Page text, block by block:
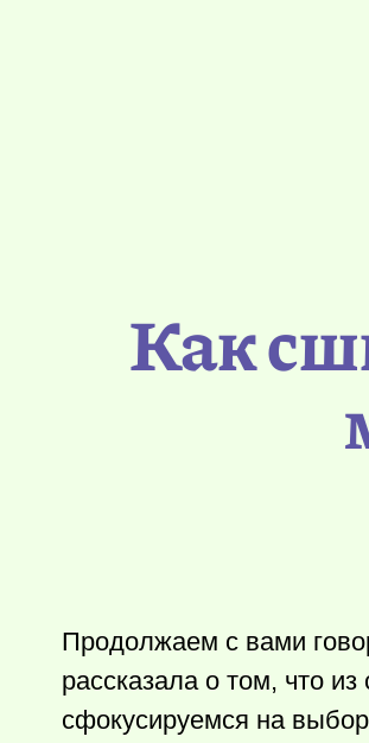
Как
Продолжаем с вами
рассказала о том, что
сфокусируемся на